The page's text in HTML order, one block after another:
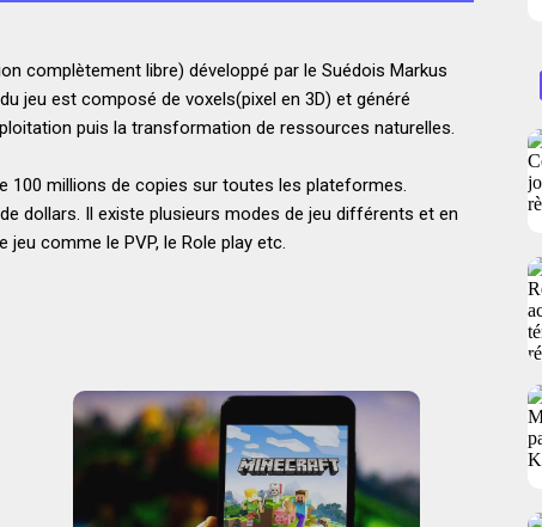
complètement libre) développé par le Suédois Markus
jeu est composé de voxels(pixel en 3D) et généré
puis la transformation de ressources naturelles.
100 millions de copies sur toutes les plateformes.
dollars. Il existe plusieurs modes de jeu différents et en
comme le PVP, le Role play etc.